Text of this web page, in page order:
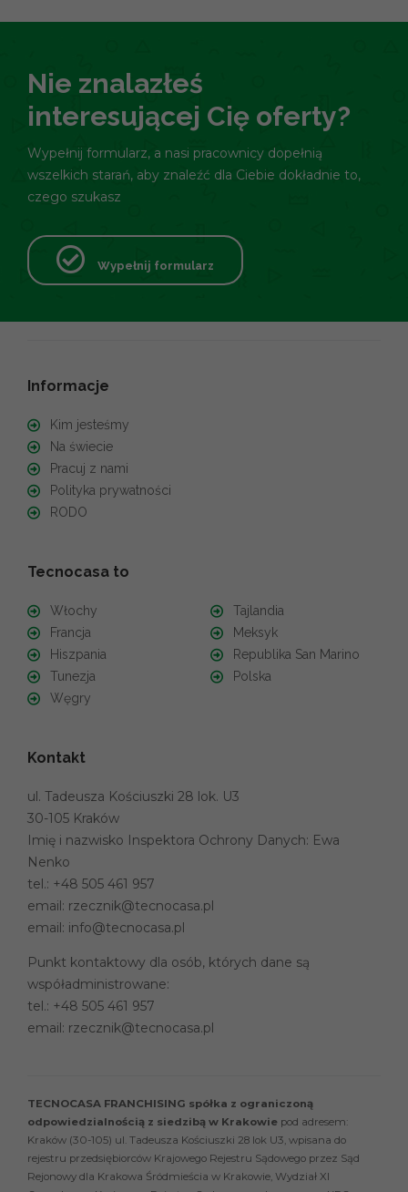
Nie znalazłeś
interesującej Cię oferty?
Wypełnij formularz, a nasi pracownicy dopełnią
wszelkich starań, aby znaleźć dla Ciebie dokładnie to,
czego szukasz
Wypełnij formularz
Informacje
Kim jesteśmy
Na świecie
Pracuj z nami
Polityka prywatności
RODO
Tecnocasa to
Włochy
Francja
Hiszpania
Tunezja
Węgry
Tajlandia
Meksyk
Republika San Marino
Polska
Kontakt
ul. Tadeusza Kościuszki 28 lok. U3
30-105 Kraków
Imię i nazwisko Inspektora Ochrony Danych: Ewa
Nenko
tel.: +48 505 461 957
email: rzecznik@tecnocasa.pl
email: info@tecnocasa.pl
Punkt kontaktowy dla osób, których dane są
współadministrowane:
tel.: +48 505 461 957
email: rzecznik@tecnocasa.pl
TECNOCASA FRANCHISING spółka z ograniczoną
odpowiedzialnością z siedzibą w Krakowie pod adresem:
Kraków (30-105) ul. Tadeusza Kościuszki 28 lok U3, wpisana do
rejestru przedsiębiorców Krajowego Rejestru Sądowego przez Sąd
Rejonowy dla Krakowa Śródmieścia w Krakowie, Wydział XI